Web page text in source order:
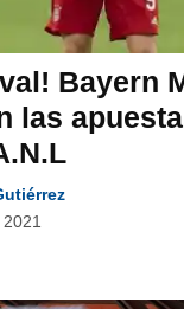
Bayern
las